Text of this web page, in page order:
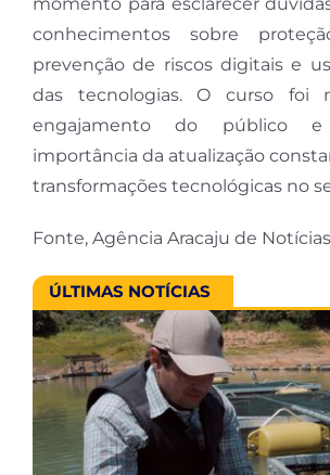
conhecimentos sobre
prevenção de riscos digitais e
das tecnologias. O curso foi
engajamento do público
importância da atualização
transformações tecnológicas no
Fonte, Agência Aracaju de
ÚLTIMAS NOTÍCIAS